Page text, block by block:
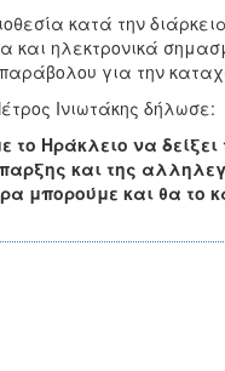
κατά την
και ηλεκτρονικά
για την
Ινιωτάκης δήλωσε:
Ηράκλειο να δείξει
και της
μπορούμε και θα το